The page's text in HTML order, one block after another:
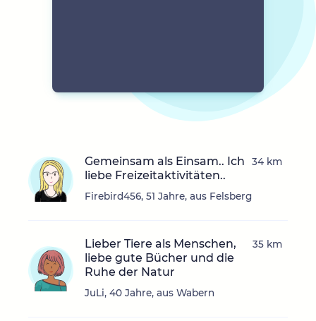
Gemeinsam als Einsam.. Ich
liebe Freizeitaktivitäten..
Firebird456, 51 Jahre, aus Felsberg
34 km
Lieber Tiere als Menschen,
liebe gute Bücher und die
Ruhe der Natur
JuLi, 40 Jahre, aus Wabern
35 km